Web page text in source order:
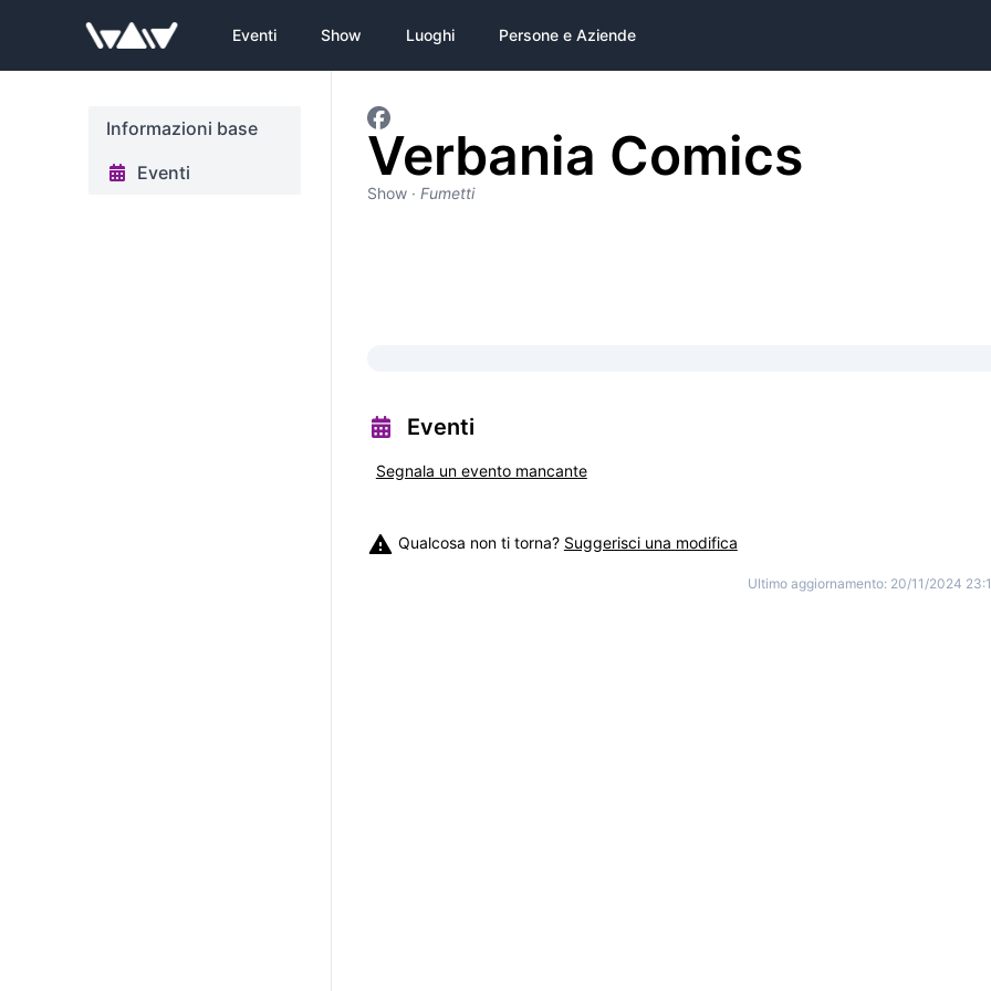
Eventi Show Luoghi Persone e Aziende
Informazioni base
Eventi
Verbania Comics
Show· Fumetti
Eventi
Segnala un evento mancante
Qualcosa non ti torna? Suggerisci una modifica
Ultimo aggiornamento: 20/11/2024